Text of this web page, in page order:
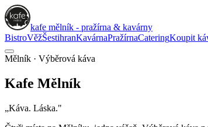
kafe mělník - pražírna & kavárny
BistroVěžŠestihranKavárnaPražírnaCateringKoupit
Mělník · Výběrová káva
Kafe Mělník
„Káva. Láska."